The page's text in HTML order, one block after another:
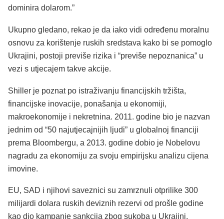
dominira dolarom.”
Ukupno gledano, rekao je da iako vidi određenu moralnu
osnovu za korištenje ruskih sredstava kako bi se pomoglo
Ukrajini, postoji previše rizika i “previše nepoznanica” u
vezi s utjecajem takve akcije.
Shiller je poznat po istraživanju financijskih tržišta,
financijske inovacije, ponašanja u ekonomiji,
makroekonomije i nekretnina. 2011. godine bio je nazvan
jednim od “50 najutjecajnijih ljudi” u globalnoj financiji
prema Bloombergu, a 2013. godine dobio je Nobelovu
nagradu za ekonomiju za svoju empirijsku analizu cijena
imovine.
EU, SAD i njihovi saveznici su zamrznuli otprilike 300
milijardi dolara ruskih deviznih rezervi od prošle godine
kao dio kampanje sankcija zbog sukoba u Ukrajini.